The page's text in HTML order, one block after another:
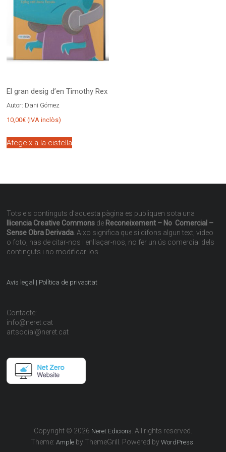
El gran desig d’en Timothy Rex
Autor: Dani Gómez
10,00€ (IVA inclòs)
Afegeix a la cistella
Tots els continguts d’aquesta pàgina es publiquen sota una
llicencia Creative Commons de Reconeixement – No Comercial –
Sense Obra Derivada. Aixo significa que si difons algun text, video
o foto, has de citar-nos i enllaçar-nos, no fer un ús comercial dels
continguts i no modificar-los.
Avis legal | Política de privacitat
Contacte:
info@neret.cat
artsocial@neret.cat
Copyright © 2026 Neret Edicions . All rights reserved.
Theme:Ample by ThemeGrill. Powered byWordPress